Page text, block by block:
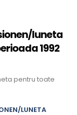
luneta
1992
pentru toate
LUNETA